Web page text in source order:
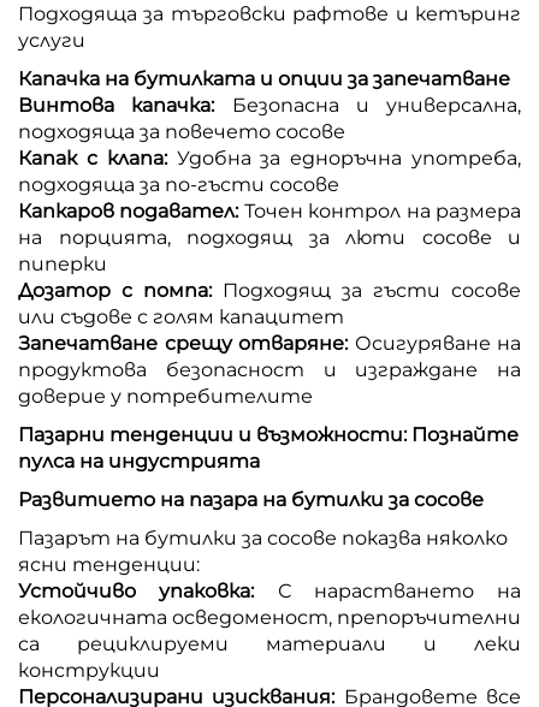
Подходяща за търговски рафтове и кетъринг
услуги
Капачка на бутилката и опции за запечатване
Винтова капачка: Безопасна и универсална,
подходяща за повечето сосове
Капак с клапа: Удобна за едноръчна употреба,
подходяща за по-гъсти сосове
Капкаров подавател: Точен контрол на размера
на порцията, подходящ за люти сосове и
пиперки
Дозатор с помпа: Подходящ за гъсти сосове
или съдове с голям капацитет
Запечатване срещу отваряне: Осигуряване на
продуктова безопасност и изграждане на
доверие у потребителите
Пазарни тенденции и възможности: Познайте
пулса на индустрията
Развитието на пазара на бутилки за сосове
Пазарът на бутилки за сосове показва няколко
ясни тенденции:
Устойчиво упаковка: С нарастването на
екологичната осведоменост, препоръчителни
са рециклируеми материали и леки
конструкции
Персонализирани изисквания: Брандовете все